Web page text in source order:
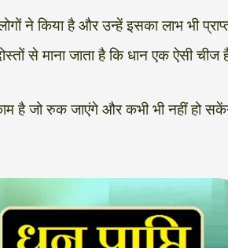
ने किया है और उन्हें इसका लाभ भी
से माना जाता है कि धान एक ऐसी चीज
है जो रुक जाएंगे और कभी भी नहीं हो